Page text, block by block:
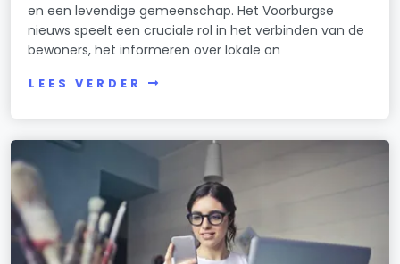
en een levendige gemeenschap. Het Voorburgse
nieuws speelt een cruciale rol in het verbinden van de
bewoners, het informeren over lokale on
LEES VERDER